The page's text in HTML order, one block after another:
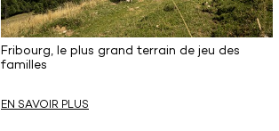
Fribourg, le plus grand terrain de jeu des
familles
EN SAVOIR PLUS